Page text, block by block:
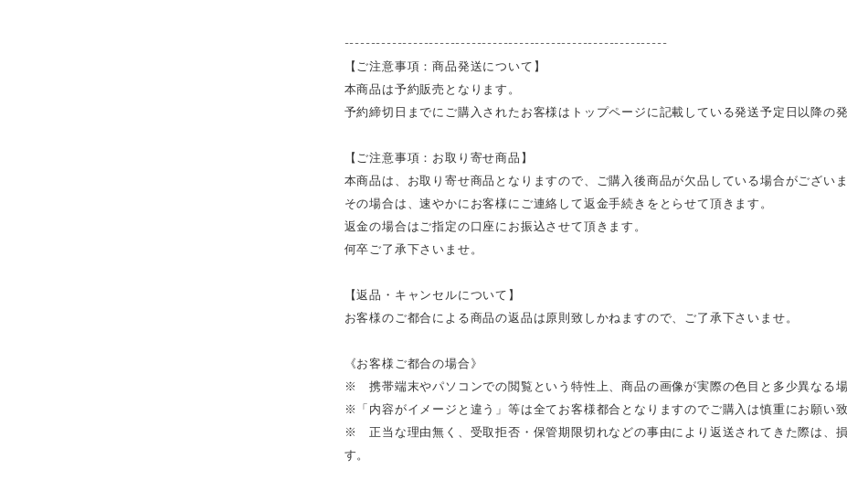
-------------------------------------------------------------
【ご注意事項：商品発送について】
本商品は予約販売となります。
予約締切日までにご購入されたお客様はトップページに記載している発送予定日以降の
【ご注意事項：お取り寄せ商品】
本商品は、お取り寄せ商品となりますので、ご購入後商品が欠品している場合がございま
その場合は、速やかにお客様にご連絡して返金手続きをとらせて頂きます。
返金の場合はご指定の口座にお振込させて頂きます。
何卒ご了承下さいませ。
【返品・キャンセルについて】
お客様のご都合による商品の返品は原則致しかねますので、ご了承下さいませ。
《お客様ご都合の場合》
※ 携帯端末やパソコンでの閲覧という特性上、商品の画像が実際の色目と多少異なる場
※「内容がイメージと違う」等は全てお客様都合となりますのでご購入は慎重にお願い致
※ 正当な理由無く、受取拒否・保管期限切れなどの事由により返送されてきた際は、
す。